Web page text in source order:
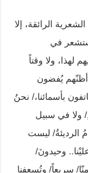
الرائقة، إلا
في
لهذا، ولا وقتاً
أظنّهم يُفضون
بأسمائنا،/ نحنُ
ولا في سبيل
الرديئةُ/ ليست
وحيدونَ/
سريعاً/ وتُسعفنا